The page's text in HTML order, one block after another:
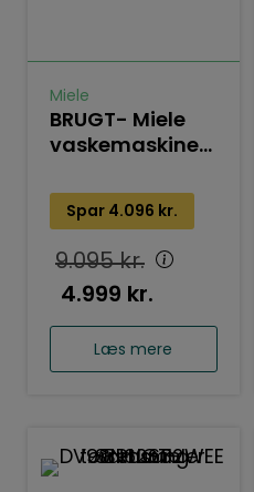
Miele
BRUGT- Miele
vaskemaskine
Spar 4.096 kr.
9.095kr.
4.999 kr.
Læs mere